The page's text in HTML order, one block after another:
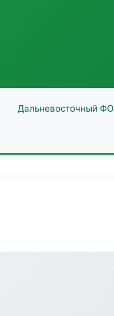
Дальневосточный ФО